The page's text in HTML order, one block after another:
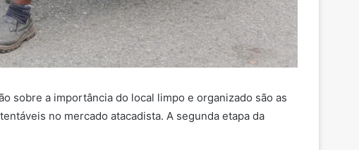
sobre a importância do local limpo e organizado são as
no mercado atacadista. A segunda etapa da